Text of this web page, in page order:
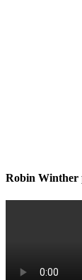
Robin Winther